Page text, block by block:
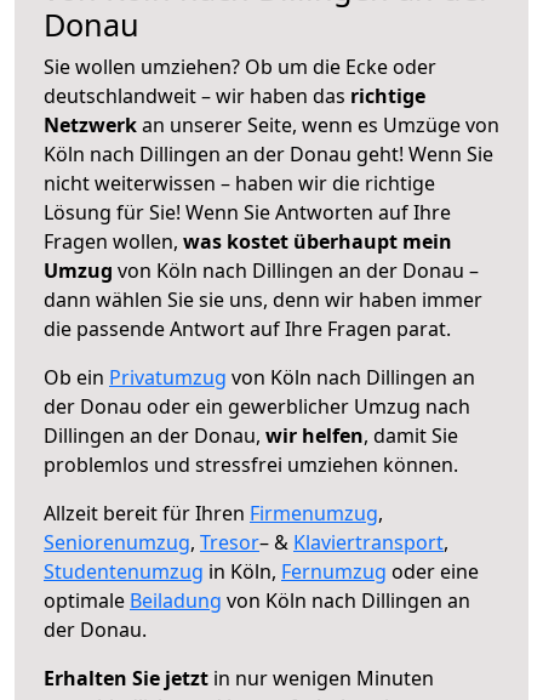
Donau
Sie wollen umziehen? Ob um die Ecke oder
deutschlandweit – wir haben das richtige
Netzwerkan unserer Seite, wenn es Umzüge von
Köln nach Dillingen an der Donau geht! Wenn Sie
nicht weiterwissen – haben wir die richtige
Lösung für Sie! Wenn Sie Antworten auf Ihre
Fragen wollen, was kostet überhaupt mein
Umzug von Köln nach Dillingen an der Donau –
dann wählen Sie sie uns, denn wir haben immer
die passende Antwort auf Ihre Fragen parat.
Ob ein Privatumzug von Köln nach Dillingen an
der Donau oder ein gewerblicher Umzug nach
Dillingen an der Donau, wir helfen, damit Sie
problemlos und stressfrei umziehen können.
Allzeit bereit für Ihren Firmenumzug,
Seniorenumzug, Tresor– & Klaviertransport,
Studentenumzug in Köln, Fernumzug oder eine
optimale Beiladung von Köln nach Dillingen an
der Donau.
Erhalten Sie jetzt in nur wenigen Minuten